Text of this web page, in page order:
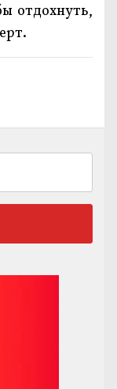
отдохнуть,